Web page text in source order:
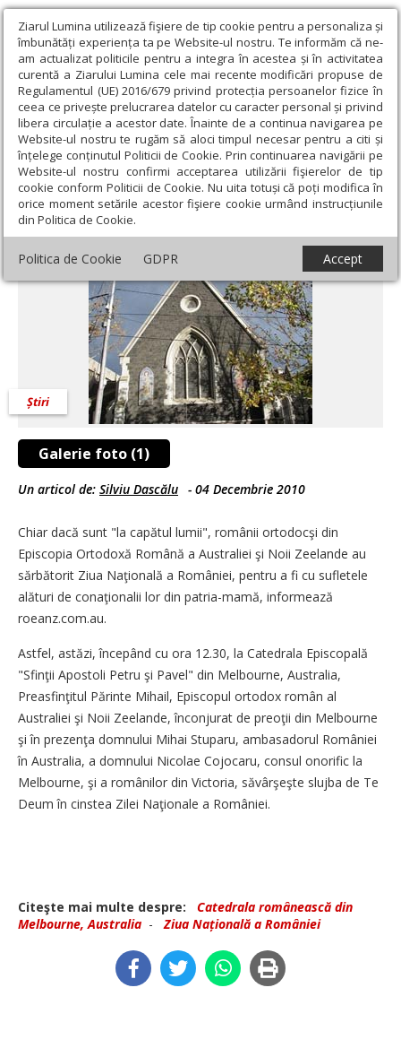
Ziarul Lumina utilizează fişiere de tip cookie pentru a personaliza și
îmbunătăți experiența ta pe Website-ul nostru. Te informăm că ne-
am actualizat politicile pentru a integra în acestea și în activitatea
curentă a Ziarului Lumina cele mai recente modificări propuse de
Regulamentul (UE) 2016/679 privind protecția persoanelor fizice în
ceea ce privește prelucrarea datelor cu caracter personal și privind
libera circulație a acestor date. Înainte de a continua navigarea pe
Website-ul nostru te rugăm să aloci timpul necesar pentru a citi și
înțelege conținutul Politicii de Cookie. Prin continuarea navigării pe
Website-ul nostru confirmi acceptarea utilizării fişierelor de tip
cookie conform Politicii de Cookie. Nu uita totuși că poți modifica în
orice moment setările acestor fişiere cookie urmând instrucțiunile
din Politica de Cookie.
Politica de Cookie GDPR Accept
Ziarul Lumina › Actualitate religioasă › Știri › Ziua Naţională a
României, sărbătorită la Melbourne
Ziua Naţională a României, sărbătorită la
Melbourne
Galerie foto (1)
Știri
Un articol de: Silviu Dascălu - 04 Decembrie 2010
Chiar dacă sunt "la capătul lumii", românii ortodocşi din
Episcopia Ortodoxă Română a Australiei şi Noii Zeelande au
sărbătorit Ziua Naţională a României, pentru a fi cu sufletele
alături de conaţionalii lor din patria-mamă, informează
roeanz.com.au.
Astfel, astăzi, începând cu ora 12.30, la Catedrala Episcopală
"Sfinţii Apostoli Petru şi Pavel" din Melbourne, Australia,
Preasfinţitul Părinte Mihail, Episcopul ortodox român al
Australiei şi Noii Zeelande, înconjurat de preoţii din Melbourne
şi în prezenţa domnului Mihai Stuparu, ambasadorul României
în Australia, a domnului Nicolae Cojocaru, consul onorific la
Melbourne, şi a românilor din Victoria, săvârşeşte slujba de Te
Deum în cinstea Zilei Naţionale a României.
Citeşte mai multe despre:
Catedrala românească din
Melbourne, Australia -Ziua Națională a României